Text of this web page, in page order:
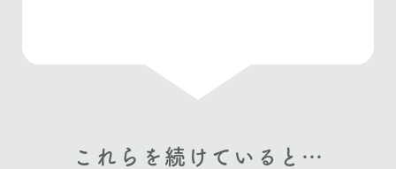
これらを続けていると…